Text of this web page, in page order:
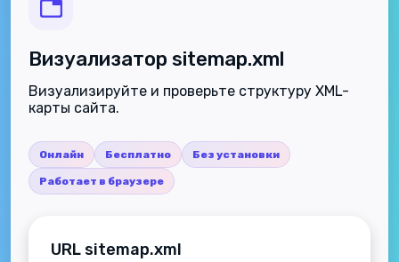
Визуализатор sitemap.xml
Визуализируйте и проверьте структуру XML-
карты сайта.
Онлайн Бесплатно Без установки
Работает в браузере
URL sitemap.xml